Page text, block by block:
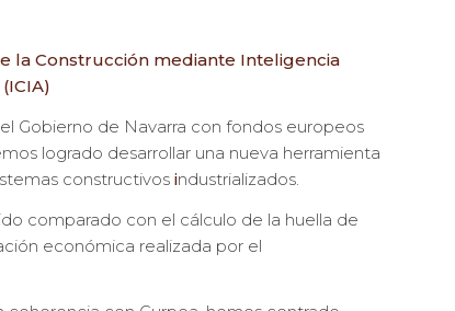
la Construcción mediante Inteligencia
Gobierno de Navarra con fondos europeos
logrado desarrollar una nueva herramienta
constructivos industrializados.
comparado con el cálculo de la huella de
económica realizada por el